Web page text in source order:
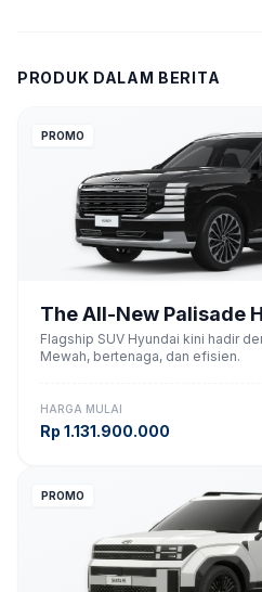
PRODUK DALAM BERITA
PROMO
The All-New Palisade
Flagship SUV Hyundai kini hadir
Mewah, bertenaga, dan efisien.
HARGA MULAI
Rp 1.131.900.000
PROMO